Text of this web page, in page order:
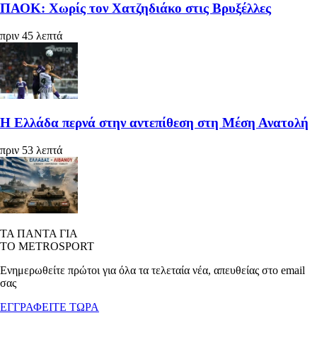
ΠΑΟΚ: Χωρίς τον Χατζηδιάκο στις Βρυξέλλες
πριν 45 λεπτά
Η Ελλάδα περνά στην αντεπίθεση στη Μέση Ανατολή
πριν 53 λεπτά
ΤΑ ΠΑΝΤΑ ΓΙΑ
ΤΟ METROSPORT
Ενημερωθείτε πρώτοι για όλα τα τελεταία νέα, απευθείας στο email
σας
ΕΓΓΡΑΦΕΙΤΕ ΤΩΡΑ